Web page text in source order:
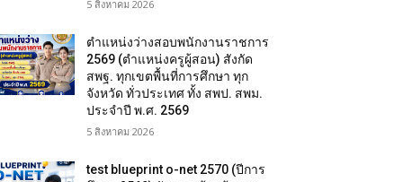
5 สิงหาคม 2026
ตำแหน่งว่างสอบพนักงานราชการ
2569 (ตำแหน่งครูผู้สอน) สังกัด
สพฐ. ทุกเขตพื้นที่การศึกษา ทุก
จังหวัด ทั่วประเทศ ทั้ง สพป. สพม.
ประจำปี พ.ศ. 2569
5 สิงหาคม 2026
test blueprint o-net 2570 (ปีการ